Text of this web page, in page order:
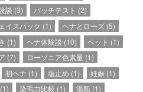
談 (3) パッチテスト (2)
イスパック (1) ヘナとローズ(5)
(1) ヘナ体験談 (10) ペット (1)
(7) ローソニア色素量(1)
初ヘナ (1) 塩止め (1) 妊娠 (1)
染毛力比較 (1) 湯船 (1)